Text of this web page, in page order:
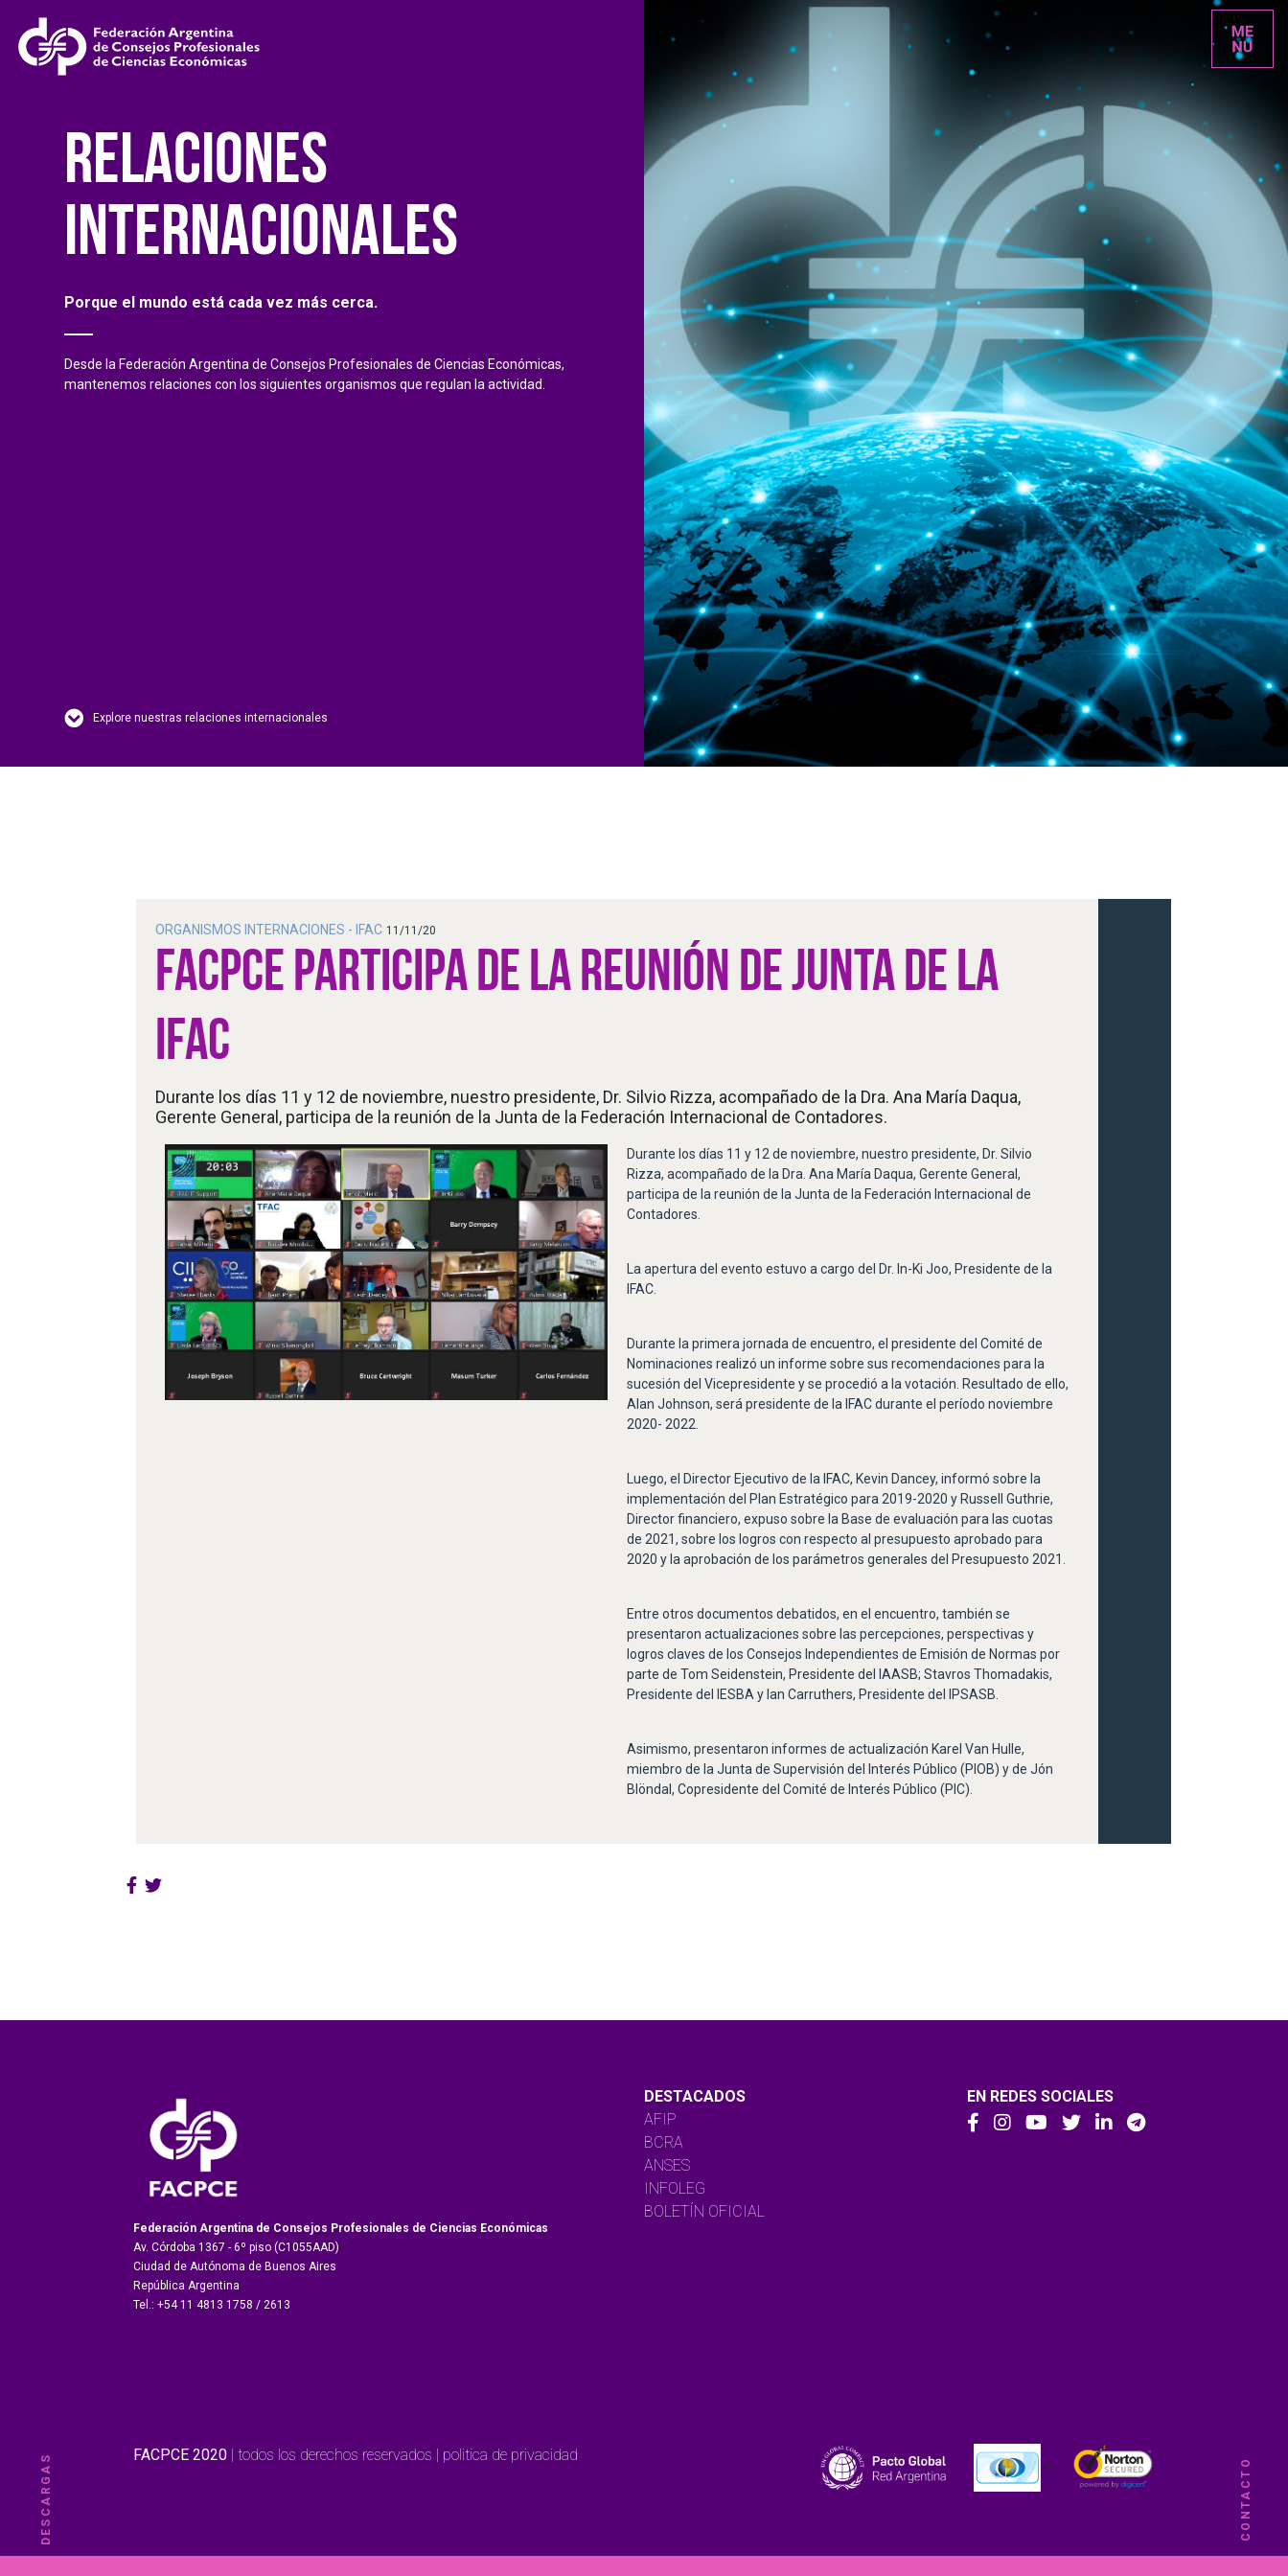
DESCARGAS CONTACTO
RELACIONES
INTERNACIONALES
Porque el mundo está cada vez más cerca.
Desde la Federación Argentina de Consejos Profesionales de Ciencias Económicas,
mantenemos relaciones con los siguientes organismos que regulan la actividad.
Explore nuestras relaciones internacionales
ORGANISMOS INTERNACIONES - IFAC 11/11/20
FACPCE PARTICIPA DE LA REUNIÓN DE JUNTA DE LA
IFAC
Durante los días 11 y 12 de noviembre, nuestro presidente, Dr. Silvio Rizza, acompañado de la Dra. Ana María Daqua,
Gerente General, participa de la reunión de la Junta de la Federación Internacional de Contadores.
Durante los días 11 y 12 de noviembre, nuestro presidente, Dr. Silvio
Rizza, acompañado de la Dra. Ana María Daqua, Gerente General,
participa de la reunión de la Junta de la Federación Internacional de
Contadores.
La apertura del evento estuvo a cargo del Dr. In-Ki Joo, Presidente de la
IFAC.
Durante la primera jornada de encuentro, el presidente del Comité de
Nominaciones realizó un informe sobre sus recomendaciones para la
sucesión del Vicepresidente y se procedió a la votación. Resultado de ello,
Alan Johnson, será presidente de la IFAC durante el período noviembre
2020- 2022.
Luego, el Director Ejecutivo de la IFAC, Kevin Dancey, informó sobre la
implementación del Plan Estratégico para 2019-2020 y Russell Guthrie,
Director financiero, expuso sobre la Base de evaluación para las cuotas
de 2021, sobre los logros con respecto al presupuesto aprobado para
2020 y la aprobación de los parámetros generales del Presupuesto 2021.
Entre otros documentos debatidos, en el encuentro, también se
presentaron actualizaciones sobre las percepciones, perspectivas y
logros claves de los Consejos Independientes de Emisión de Normas por
parte de Tom Seidenstein, Presidente del IAASB; Stavros Thomadakis,
Presidente del IESBA y Ian Carruthers, Presidente del IPSASB.
Asimismo, presentaron informes de actualización Karel Van Hulle,
miembro de la Junta de Supervisión del Interés Público (PIOB) y de Jón
Blöndal, Copresidente del Comité de Interés Público (PIC).
Federación Argentina de Consejos Profesionales de Ciencias Económicas
Av. Córdoba 1367 - 6º piso (C1055AAD)
Ciudad de Autónoma de Buenos Aires
República Argentina
Tel.: +54 11 4813 1758 / 2613
DESTACADOS
AFIP
BCRA
ANSES
INFOLEG
BOLETÍN OFICIAL
EN REDES SOCIALES
FACPCE 2020 | todos los derechos reservados | politica de privacidad
<